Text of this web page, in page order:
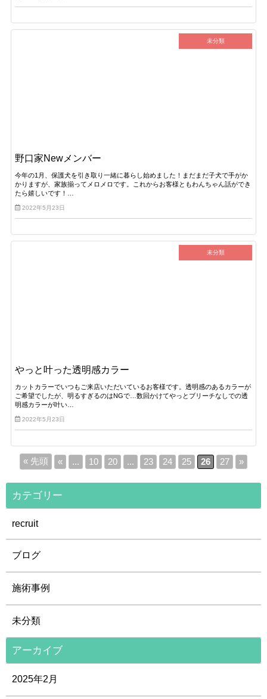
未分類
野口家Newメンバー
今年の1月、保護犬を引き取り一緒に暮らし始めました！まだまだ子犬で手がか
かりますが、家族揃ってメロメロです。これからお客様ともわんちゃん話ができ
たら嬉しいです！…
2022年5月23日
未分類
やっと叶った透明感カラー
カットカラーでいつもご来店いただいているお客様です。透明感のあるカラーが
ご希望でしたが、明るすぎるのはNGで…数回かけてやっとブリーチなしでの透
明感カラーが叶い…
2022年5月23日
« 先頭 « ... 10 20 ... 23 24 25 26 27 »
カテゴリー
recruit
ブログ
施術事例
未分類
アーカイブ
2025年2月